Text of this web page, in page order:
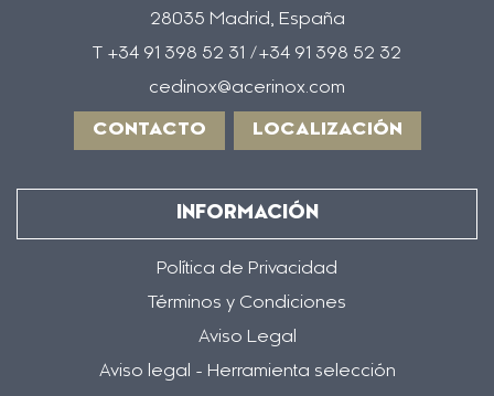
28035 Madrid, España
T +34 91 398 52 31 /+34 91 398 52 32
cedinox@acerinox.com
CONTACTO LOCALIZACIÓN
INFORMACIÓN
Política de Privacidad
Términos y Condiciones
Aviso Legal
Aviso legal - Herramienta selección